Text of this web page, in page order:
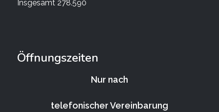
Insgesamt 278.590
Öffnungszeiten
Nur nach
telefonischer Vereinbarung